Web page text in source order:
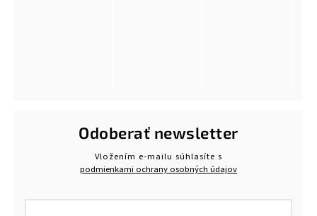
Odoberať newsletter
Vložením e-mailu súhlasíte s
podmienkami ochrany osobných údajov